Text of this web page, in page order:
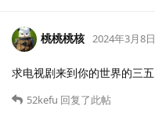
桃桃桃核 2024年3月8日
求电视剧来到你的世界的三五
52kefu 回复了此帖